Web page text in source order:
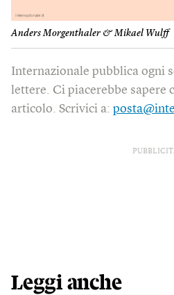
Anders Morgenthaler & Mikael Wulff
Internazionale pubblica ogni
lettere. Ci piacerebbe sapere
articolo. Scrivici a:
Leggi anche